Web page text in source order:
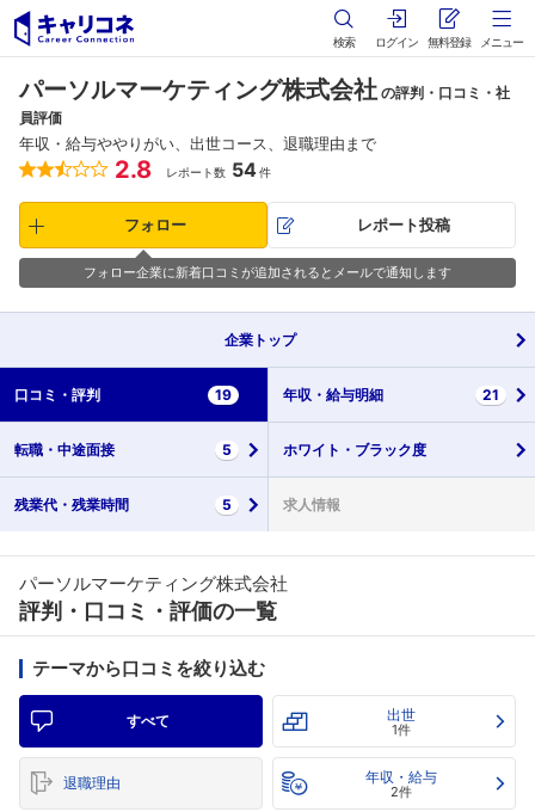
検索 ログイン 無料登録 メニュー
パーソルマーケティング株式会社 の評判・口コミ・社
員評価
年収・給与ややりがい、出世コース、退職理由まで
2.8 レポート数 54件
フォロー レポート投稿
フォロー企業に新着口コミが追加されるとメールで通知します
企業 トップ
口コミ・ 評判 19 年収・ 給与明細 21
転職・ 中途面接 5 ホワイト・ ブラック度
残業代・ 残業時間 5 求人情報
パーソルマーケティング株式会社
評判・口コミ・評価の一覧
テーマから口コミを絞り込む
すべて 出世
1件
退職理由 年収・給与
2件